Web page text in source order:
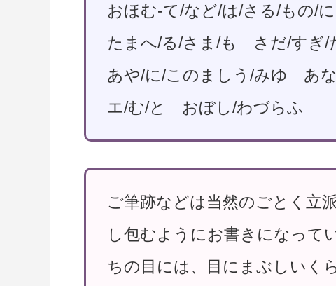
おほむ-て/など/は/さる/もの/
たまへ/る/さま/も さだ/すぎ
あや/に/このましう/みゆ あ
エ/む/と おぼし/わづらふ
ご筆跡などは当然のごとく立
し包むようにお書きになって
ちの目には、目にまぶしいく